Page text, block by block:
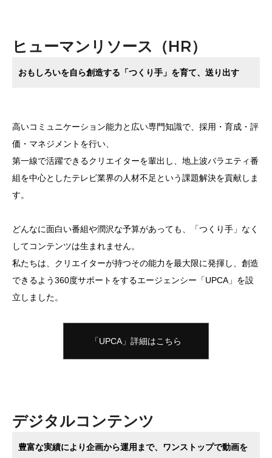
ヒューマンリソース（HR）
おもしろいを自ら創造する「つくり手」を育て、送り出す
高いコミュニケーション能力と広い専門知識で、採用・育成・評
価・マネジメントを行い、
第一線で活躍できるクリエイターを輩出し、地上波バラエティ番
組を中心としたテレビ業界の人材不足という課題解決を貢献しま
す。
どんなに面白い番組や潤沢な予算があっても、「つくり手」なく
してコンテンツは生まれません。
私たちは、クリエイターが持つその能力を最大限に発揮し、創造
できるよう360度サポートをするエージェンシー「UPCA」を設
立しました。
「UPCA」詳細はこちら
デジタルコンテンツ
豊富な実績により企画から運用まで、ワンストップで動画を